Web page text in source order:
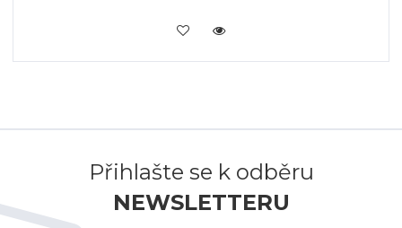
KOUPIT
Přihlašte se k odběru
NEWSLETTERU